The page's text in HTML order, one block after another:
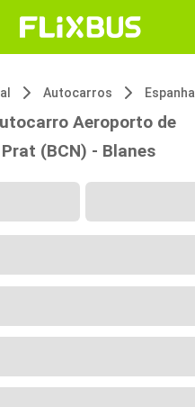
Autocarros Espanha
Aeroporto de
(BCN) - Blanes